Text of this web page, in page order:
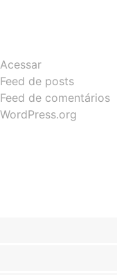
Acessar
Feed de posts
Feed de comentários
WordPress.org